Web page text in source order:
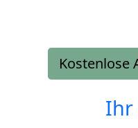
Kostenlose
Ihr